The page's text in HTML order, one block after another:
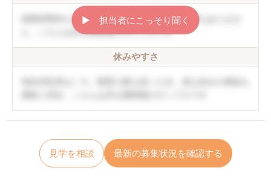
就業時間内に終わることができ、持ち帰り仕事もありませ
ん。こちらは非公開情報のサンプルです
休みやすさ
▶︎ 担当者にこっそり聞く
見学を相談 最新の募集状況を確認する